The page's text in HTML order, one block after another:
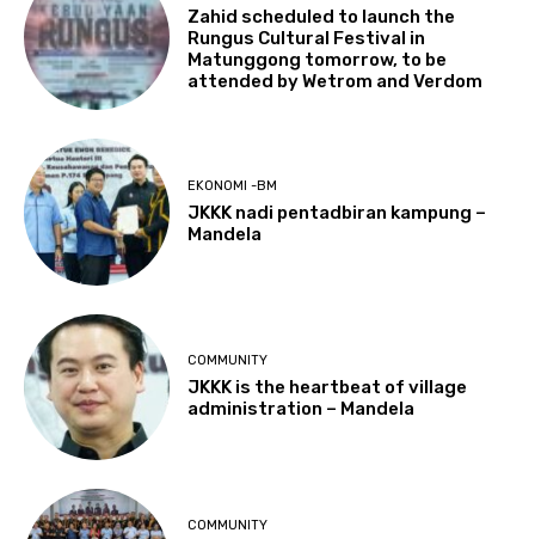
Zahid scheduled to launch the
Rungus Cultural Festival in
Matunggong tomorrow, to be
attended by Wetrom and Verdom
EKONOMI -BM
JKKK nadi pentadbiran kampung –
Mandela
COMMUNITY
JKKK is the heartbeat of village
administration – Mandela
COMMUNITY